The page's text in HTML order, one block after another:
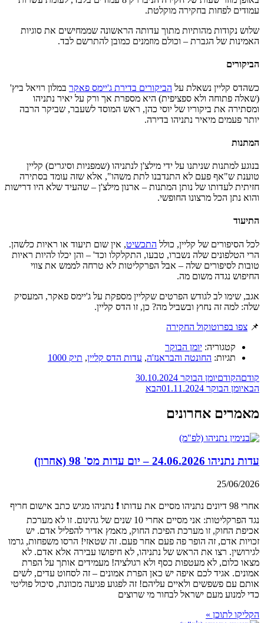
עמודים לפחות בחקירה מוקלטת.
שלוש נקודות מהותיות מתוך עדותה הראשונה שממחישים את סוגיות
האמינות של הגברת – וכולם מוזמנים כמובן להתרשם לבד.
הביקורים
כשהדס קליין נשאלת על הביקורים בדירת ג'יימס פאקר במלון רויאל ביץ'
(שאלה פתוחה ולא ספציפית) היא מספרת אך ורק על יאיר נתניהו
ומסתירה את ביקוריו של יוסי כהן, ראש המוסד לשעבר, שביקר הרבה
יותר פעמים מיאיר נתניהו בדירה.
המתנות
בנוגע למתנות שניתנו על ידי מילצ'ן לנתניהו (שמפניות וסיגרים) קליין
טוענת ש"אף פעם לא התנדבנו לתת משהו", אלא שזה עומד בסתירה
חזיתית לעדותו של נותן המתנות – ארנון מילצ'ן – שהעיד שלא היו דרישות
והוא נתן הכל מרצונו החופשי.
התיעוד
לכל הסיפורים של קליין, כולל התכשיט, אין שום תיעוד או ראיות כלשהן.
הרי הטלפונים שלה נשברו, טבעו, התקלקלו וכד' – והן יכלו להיות ראיות
טובות לסיפורים שלה – אבל הפרקליטות לא טרחה לממש את צווי
החיפוש נגדה משום מה.
אגב, שימו לב לגודש הפרטים שקליין מספקת על ג'יימס פאקר, המעסיק
שלה: למה זה נחוץ ובשביל מה? כן, זו הדס קליין.
📌 צפו בפרוטוקול החקירה
קטגוריה: יומן הבוקר
תגיות: החונטה והבראנז'ה, עדות הדס קליין, תיק 1000
קודםהקודםיומן הבוקר 30.10.2024
הבאיומן הבוקר 01.11.2024 הבא
מאמרים אחרונים
עדות נתניהו 24.06.2026 – יום עדות מס' 98 (אחרון)
25/06/2026
אחרי 98 דיונים נתניהו מסיים את עדותו ❗ נתניהו מגיש כתב אישום חריף
נגד הפרקליטות: אני מסיים אחרי 10 שנים של גהינום. זו לא מערכת
אכיפת החוק, זו מערכת הפיכת החוק, מאמץ אדיר להפליל אדם. יש
זכויות אדם, זה הופר פה פעם אחר פעם. זה שטאזי! הרסו משפחות, גרמו
לגירושין. רצו את הראש של נתניהו, לא חיפושו עבירה אלא אדם. לא
מצאו כלום, לא מעטפות כסף ולא רגולציה! מעמידים אותך על הפרת
אמונים. אגיד לכם איפה יש כאן הפרת אמונים – זה לסחוט עדים, לשים
אותם עם פשפשים ולאיים עליהם! זה לפגוע פגיעה מכוונת, סיכול פוליטי
כדי למנוע מעם ישראל לבחור מי שרוצים
הקליקו לתוכן »